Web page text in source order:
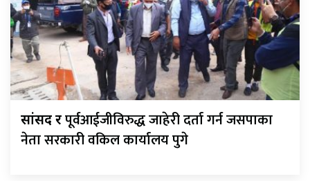
सांसद रपूर्वआईजीविरुद्ध जाहेरी दर्ता गर्न जसपाका
नेता सरकारी वकिल कार्यालय पुगे